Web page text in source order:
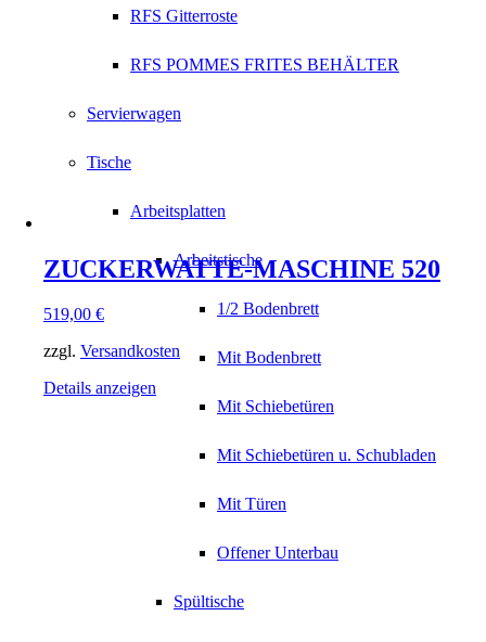
RFS Gitterroste
RFS POMMES FRITES BEHÄLTER
Servierwagen
Tische
Arbeitsplatten
Arbeitstische
1/2 Bodenbrett
Mit Bodenbrett
Mit Schiebetüren
Mit Schiebetüren u. Schubladen
Mit Türen
Offener Unterbau
Spültische
ZUCKERWATTE-MASCHINE 520
519,00 €
zzgl. Versandkosten
Details anzeigen